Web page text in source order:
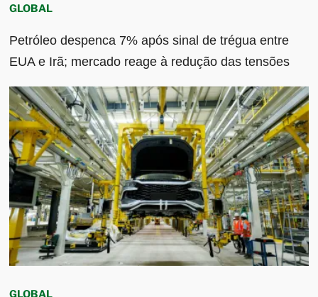
GLOBAL
Petróleo despenca 7% após sinal de trégua entre
EUA e Irã; mercado reage à redução das tensões
GLOBAL